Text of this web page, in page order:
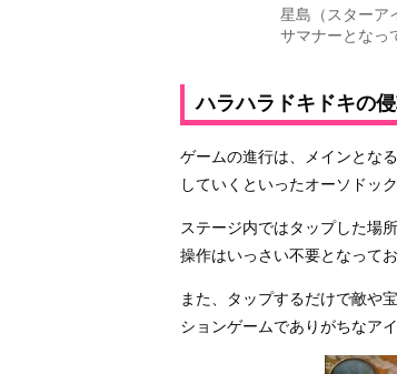
星島（スターア
サマナーとなっ
ハラハラドキドキの
ゲームの進行は、メインとな
していくといったオーソドック
ステージ内ではタップした場
操作はいっさい不要となって
また、タップするだけで敵や
ションゲームでありがちなア